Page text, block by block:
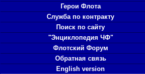
Герои Флота
Служба по контракту
Поиск по сайту
"Энциклопедия ЧФ"
Флотский Форум
Обратная связь
English version